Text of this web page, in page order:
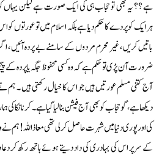
ہے ؟؟ یہ بھی تو حجاب ہی کی ایک صورت ہے لیکن یہاں
ہرایک کو پردے کا حکم دیا ہے بلکہ اسلام میں تو عورتوں
باتیں کریں ، غیر محرم مردوں کے سامنے بے پردہ آئیں
ضرورت آن پڑی تو حکم ہے کہ وہ کسی محفوظ جگہ یا پردہ
آج کتنی مسلم عورتیں ہیں جو اس کا خیال رکھتی ہیں ۔
دیکھا ہے ، گو حجاب کو بھی آج فیشن بنالیاگیا ہے ۔ کرناٹکا
کی اور پوری دنیا میں شہرت حاصل کرلی تھی معاذاللہ! ہم
کے سرپر اس کی بہادری کی داد دیتے ہوئے ہاتھ رکھ کر